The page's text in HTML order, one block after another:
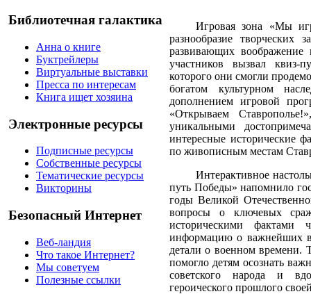
Библиотечная галактика
Анна о книге
Буктрейлеры
Виртуальные выставки
Пресса по интересам
Книга ищет хозяина
Электронные ресурсы
Подписные ресурсы
Собственные ресурсы
Тематические ресурсы
Викторины
Безопасный Интернет
Веб-ландия
Что такое Интернет?
Мы советуем
Полезные ссылки
Игровая зона «Мы
разнообразие творческих
развивающих
участников вызвал квиз-
которого они смогли
богатом культурном
дополнением игровой
«Открываем
уникальными
интересные исторические
по живописным местам
Интерактивное
путь Победы» напомнило
годы Великой
вопросы о ключевых
историческими фактами
информацию о важнейших
детали о военном времени.
помогло детям осознать
советского народа и
героического прошлого